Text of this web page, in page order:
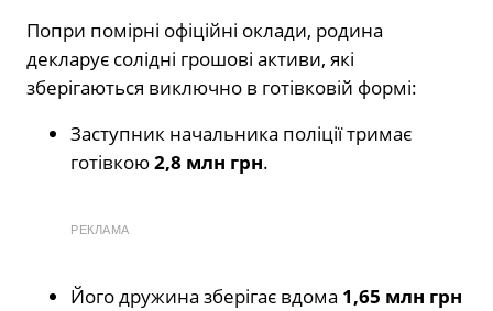
Попри помірні офіційні оклади, родина
декларує солідні грошові активи, які
зберігаються виключно в готівковій формі:
Заступник начальника поліції тримає
готівкою2,8 млн грн.
РЕКЛАМА
Його дружина зберігає вдома 1,65 млн грн